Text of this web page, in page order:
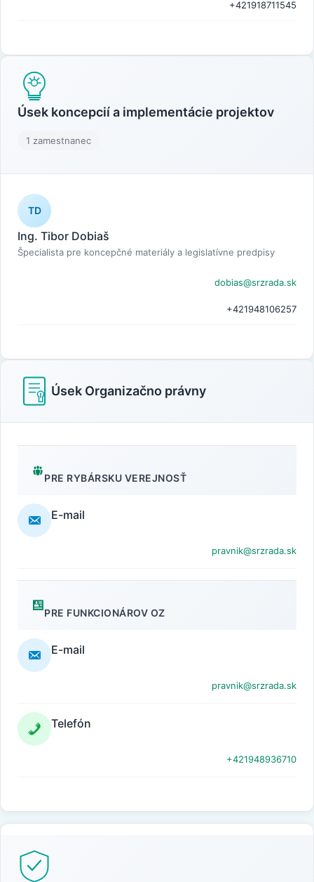
+421918711545
Úsek koncepcií a implementácie projektov
1 zamestnanec
TD
Ing. Tibor Dobiaš
Špecialista pre koncepčné materiály a legislatívne predpisy
dobias@srzrada.sk
+421948106257
Úsek Organizačno právny
PRE RYBÁRSKU VEREJNOSŤ
E-mail
pravnik@srzrada.sk
PRE FUNKCIONÁROV OZ
E-mail
pravnik@srzrada.sk
Telefón
+421948936710